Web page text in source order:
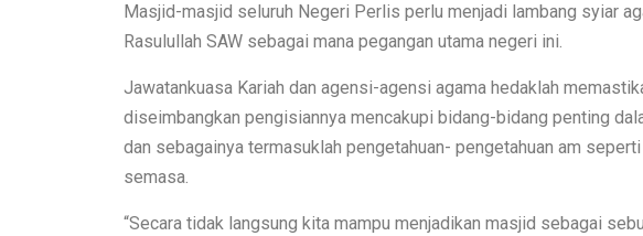
Masjid-masjid seluruh Negeri Perlis perlu menjadi lambang syiar
Rasulullah SAW sebagai mana pegangan utama negeri ini.
Jawatankuasa Kariah dan agensi-agensi agama hedaklah
diseimbangkan pengisiannya mencakupi bidang-bidang penting
dan sebagainya termasuklah pengetahuan- pengetahuan am
semasa.
“Secara tidak langsung kita mampu menjadikan masjid sebagai